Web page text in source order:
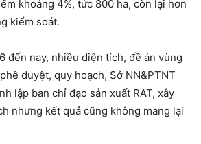
khoảng 4%, tức 800 ha, còn lại hơn
kiểm soát.
đến nay, nhiều diện tích, đề án vùng
duyệt, quy hoạch, Sở NN&PTNT
lập ban chỉ đạo sản xuất RAT, xây
nhưng kết quả cũng không mang lại